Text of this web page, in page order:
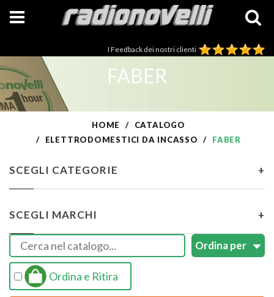
I Feedback dei nostri clienti
FABER
HOME
CATALOGO
ELETTRODOMESTICI DA INCASSO
FABER
SCEGLI CATEGORIE +
SCEGLI MARCHI +
Ordina e Ritira